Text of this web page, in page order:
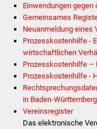
Einwendungen
Gemeinsames
Neuanmeldung eines
Prozesskostenhilfe -
wirtschaftlichen
Prozesskosten­hilfe –
Prozesskostenhilfe -
in Baden-Württemberg
Vereinsregister
Das elektronische